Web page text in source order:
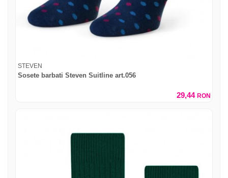
STEVEN
Sosete barbati Steven Suitline art.056
29,44 RON